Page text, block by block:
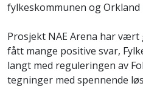
fylkeskommunen og
Prosjekt NAE Arena har
fått mange positive svar,
langt med reguleringen av
tegninger med spennende